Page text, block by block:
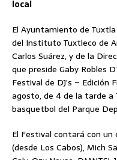
local
El Ayuntamiento de
del Instituto Tuxtleco de
Carlos Suárez, y de la
que preside Gaby Robles
Festival de DJ’s –
agosto, de 4 de la tarde a
basquetbol del Parque
El Festival contará con un
(desde Los Cabos), Mich